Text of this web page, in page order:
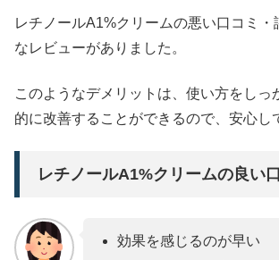
レチノールA1%クリームの悪い口コミ・
なレビューがありました。
このようなデメリットは、使い方をしっ
的に改善することができるので、安心し
レチノールA1%クリームの良い
効果を感じるのが早い